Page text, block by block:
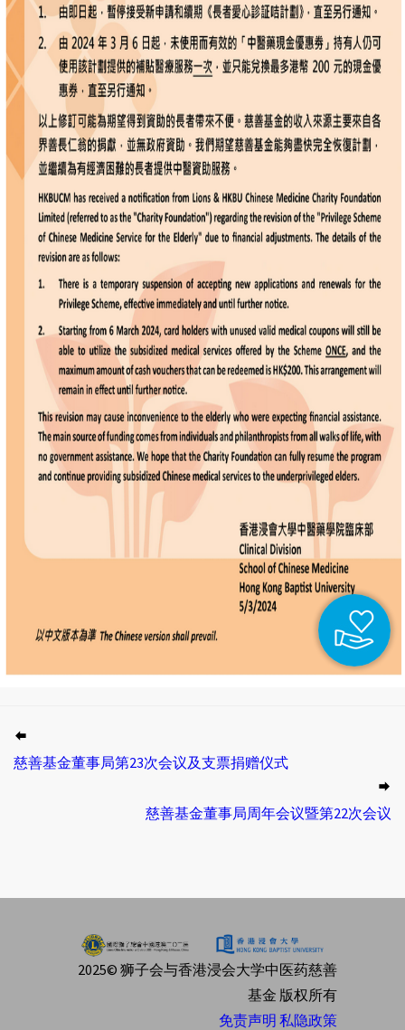
慈善基金董事局第23次会议及支票捐赠仪式
慈善基金董事局周年会议暨第22次会议
2025© 狮子会与香港浸会大学中医药慈善
基金 版权所有
免责声明 私隐政策